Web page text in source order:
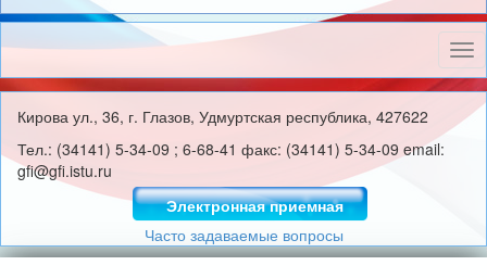
Кирова ул., 36, г. Глазов, Удмуртская республика, 427622
Тел.: (34141) 5-34-09 ; 6-68-41 факс: (34141) 5-34-09 email:
gfi@gfi.istu.ru
Электронная приемная
Часто задаваемые вопросы